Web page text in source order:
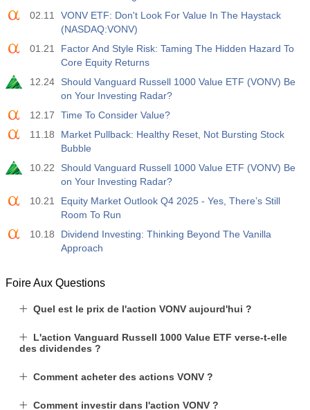
CFTC
Fcst
120.1 K
19:30
CFTC S&amp;P 500 Positions nettes non
commerciales
Act
Fcst
Act
Fcst
Prev
02.11
VONV ETF: Don't Look For Value In The Haystack
(NASDAQ:VONV)
01.21
Factor And Style Risk: Taming The Hidden Hazard To
Core Equity Returns
12.24
Should Vanguard Russell 1000 Value ETF (VONV) Be
on Your Investing Radar?
12.17
Time To Consider Value?
11.18
Market Pullback: Healthy Reset, Not Bursting Stock
Bubble
10.22
Should Vanguard Russell 1000 Value ETF (VONV) Be
on Your Investing Radar?
10.21
Equity Market Outlook Q4 2025 - Yes, There’s Still
Room To Run
10.18
Dividend Investing: Thinking Beyond The Vanilla
Approach
Foire Aux Questions
Quel est le prix de l'action VONV aujourd'hui ?
L'action Vanguard Russell 1000 Value ETF verse-t-elle
des dividendes ?
Comment acheter des actions VONV ?
Comment investir dans l'action VONV ?